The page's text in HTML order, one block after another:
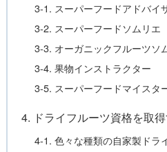
3-1. スーパーフードアドバイ
3-2. スーパーフードソムリエ
3-3. オーガニックフルーツソ
3-4. 果物インストラクター
3-5. スーパーフードマイスタ
4. ドライフルーツ資格を取
4-1. 色々な種類の自家製ドラ